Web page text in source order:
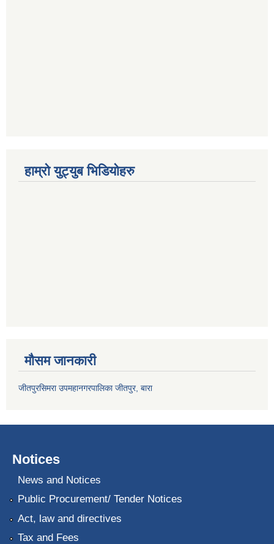
हाम्रो युट्युब भिडियोहरु
मौसम जानकारी
जीतपुरसिमरा उपमहानगरपालिका जीतपुर, बारा
Notices
News and Notices
Public Procurement/ Tender Notices
Act, law and directives
Tax and Fees